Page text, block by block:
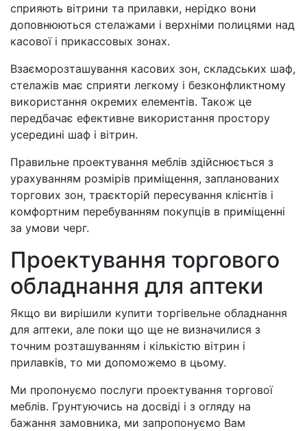
сприяють вітрини та прилавки, нерідко вони
доповнюються стелажами і верхніми полицями над
касової і прикассовых зонах.
Взаєморозташування касових зон, складських шаф,
стелажів має сприяти легкому і безконфликтному
використання окремих елементів. Також це
передбачає ефективне використання простору
усередині шаф і вітрин.
Правильне проектування меблів здійснюється з
урахуванням розмірів приміщення, запланованих
торгових зон, траєкторій пересування клієнтів і
комфортним перебуванням покупців в приміщенні
за умови черг.
Проектування торгового
обладнання для аптеки
Якщо ви вирішили купити торгівельне обладнання
для аптеки, але поки що ще не визначилися з
точним розташуванням і кількістю вітрин і
прилавків, то ми допоможемо в цьому.
Ми пропонуємо послуги проектування торгової
меблів. Грунтуючись на досвіді і з огляду на
бажання замовника, ми запропонуємо Вам